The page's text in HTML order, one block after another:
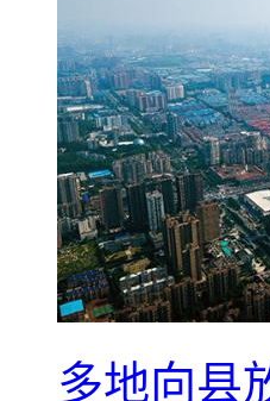
多地向县